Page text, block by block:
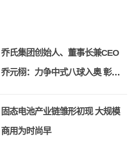
乔氏集团创始人、董事长兼CEO
乔元栩：力争中式八球入奥 彰显
和合共生精神
固态电池产业链雏形初现 大规模
商用为时尚早